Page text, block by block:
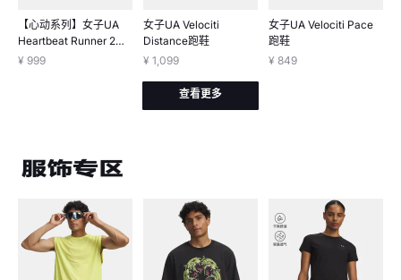
【心动系列】女子UA
Heartbeat Runner 2跑
鞋
¥ 999
女子UA Velociti
Distance跑鞋
¥ 1,099
女子UA Velociti Pace
跑鞋
¥ 849
查看更多